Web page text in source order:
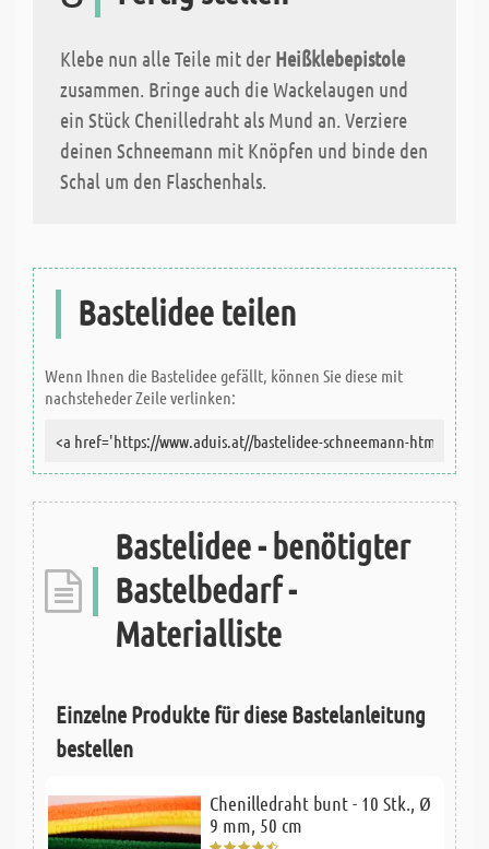
Klebe nun alle Teile mit der Heißklebepistole
zusammen. Bringe auch die Wackelaugen und
ein Stück Chenilledraht als Mund an. Verziere
deinen Schneemann mit Knöpfen und binde den
Schal um den Flaschenhals.
Bastelidee teilen
Wenn Ihnen die Bastelidee gefällt, können Sie diese mit
nachsteheder Zeile verlinken:
Bastelidee - benötigter
Bastelbedarf -
Materialliste
Einzelne Produkte für diese Bastelanleitung
bestellen
Chenilledraht bunt - 10 Stk., Ø
9 mm, 50 cm